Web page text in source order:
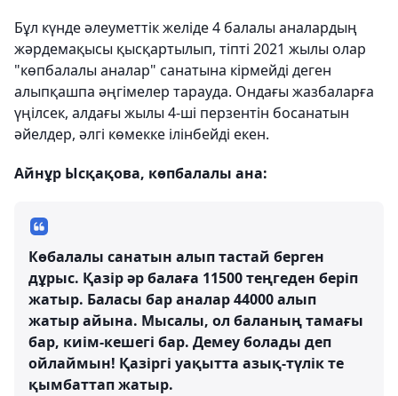
Бұл күнде әлеуметтік желіде 4 балалы аналардың
жәрдемақысы қысқартылып, тіпті 2021 жылы олар
"көпбалалы аналар" санатына кірмейді деген
алыпқашпа әңгімелер тарауда. Ондағы жазбаларға
үңілсек, алдағы жылы 4-ші перзентін босанатын
әйелдер, әлгі көмекке ілінбейді екен.
Айнұр Ысқақова, көпбалалы ана:
Көбалалы санатын алып тастай берген
дұрыс. Қазір әр балаға 11500 теңгеден беріп
жатыр. Баласы бар аналар 44000 алып
жатыр айына. Мысалы, ол баланың тамағы
бар, киім-кешегі бар. Демеу болады деп
ойлаймын! Қазіргі уақытта азық-түлік те
қымбаттап жатыр.